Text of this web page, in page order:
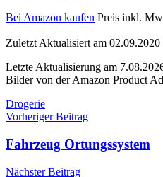
Bei Amazon kaufen Preis inkl.
Zuletzt Aktualisiert am 02.09.2020
Letzte Aktualisierung am
Bilder von der Amazon Product
Drogerie
Beitragsnavigation
Vorheriger Beitrag
Fahrzeug Ortungssystem
Nächster Beitrag